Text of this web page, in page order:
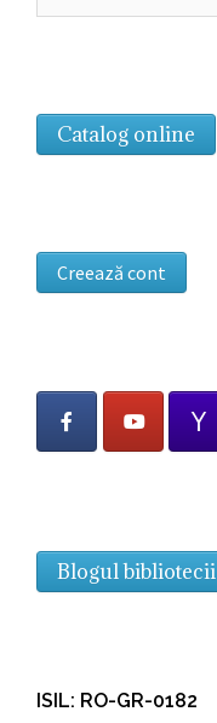
Catalog online
Creează cont
Blogul bibliotecii
ISIL: RO-GR-0182